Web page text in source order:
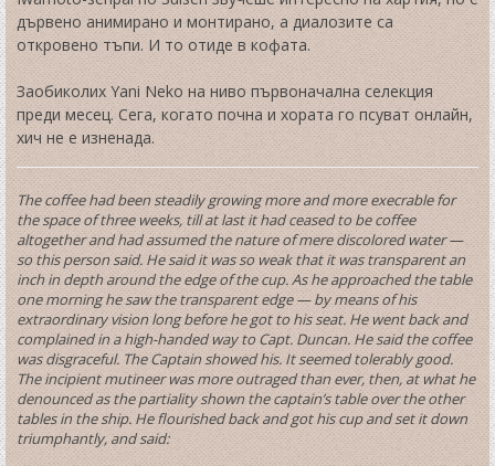
дървено анимирано и монтирано, а диалозите са
откровено тъпи. И то отиде в кофата.
Заобиколих Yani Neko на ниво първоначална селекция
преди месец. Сега, когато почна и хората го псуват онлайн,
хич не е изненада.
The coffee had been steadily growing more and more execrable for
the space of three weeks, till at last it had ceased to be coffee
altogether and had assumed the nature of mere discolored water —
so this person said. He said it was so weak that it was transparent an
inch in depth around the edge of the cup. As he approached the table
one morning he saw the transparent edge — by means of his
extraordinary vision long before he got to his seat. He went back and
complained in a high-handed way to Capt. Duncan. He said the coffee
was disgraceful. The Captain showed his. It seemed tolerably good.
The incipient mutineer was more outraged than ever, then, at what he
denounced as the partiality shown the captain’s table over the other
tables in the ship. He flourished back and got his cup and set it down
triumphantly, and said: